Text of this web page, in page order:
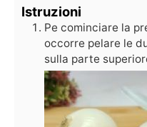
Istruzioni
Pe cominciare la
occorre pelare le
sulla parte